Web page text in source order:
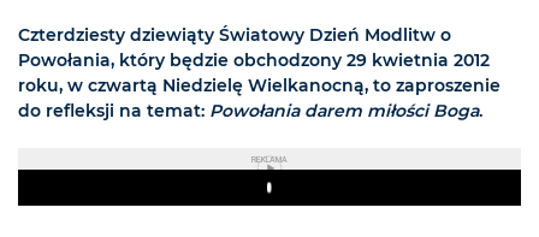
Czterdziesty dziewiąty Światowy Dzień Modlitw o
Powołania, który będzie obchodzony 29 kwietnia 2012
roku, w czwartą Niedzielę Wielkanocną, to zaproszenie
do refleksji na temat: Powołania darem miłości Boga.
REKLAMA
Play